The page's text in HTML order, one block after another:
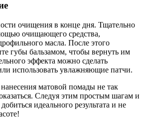
очищения в конце дня. Тщательно
очищающего средства,
масла. После этого
губы бальзамом, чтобы вернуть им
эффекта можно сделать
использовать увлажняющие патчи.
матовой помады не так
Следуя этим простым шагам и
идеального результата и не